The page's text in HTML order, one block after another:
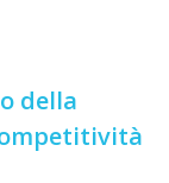
della